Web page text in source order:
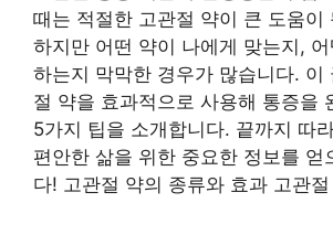
때는 적절한 고관절 약이 큰 도움이
하지만 어떤 약이 나에게 맞는지,
하는지 막막한 경우가 많습니다. 이
절 약을 효과적으로 사용해 통증을
5가지 팁을 소개합니다. 끝까지 따
편안한 삶을 위한 중요한 정보를 얻
다! 고관절 약의 종류와 효과 고관